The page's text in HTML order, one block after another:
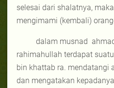
selesai dari shalatnya,
mengimami (kembali)
dalam musnad
rahimahullah terdapat
bin khattab ra. mendatangi
dan mengatakan